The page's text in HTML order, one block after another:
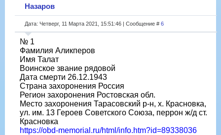
Назаров
Дата: Четверг, 11 Марта 2021, 15:51:46 | Сообщение # 6
№ 1
Фамилия Аликперов
Имя Талат
Воинское звание рядовой
Дата смерти 26.12.1943
Страна захоронения Россия
Регион захоронения Ростовская обл.
Место захоронения Тарасовский р-н, х. Красновка,
ул. им. 13 Героев Советского Союза, перрон ж/д ст.
Красновка
https://obd-memorial.ru/html/info.htm?id=89338036